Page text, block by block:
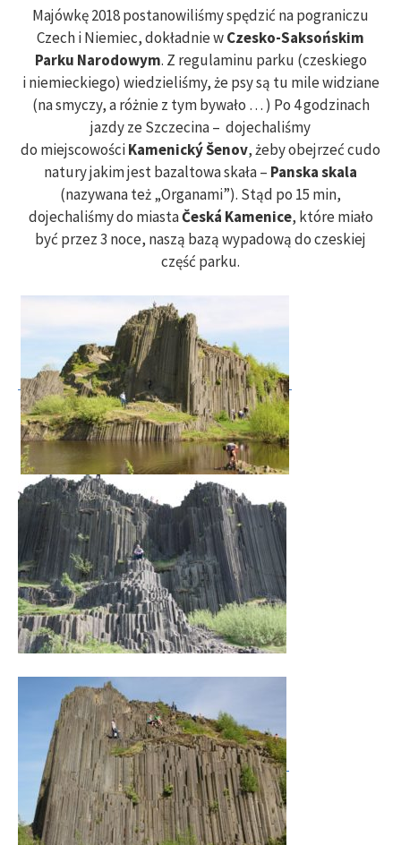
Majówkę 2018 postanowiliśmy spędzić na pograniczu
Czech i Niemiec, dokładnie wCzesko-Saksońskim
Parku Narodowym. Z regulaminu parku (czeskiego
i niemieckiego) wiedzieliśmy, że psy są tu mile widziane
(na smyczy, a różnie z tym bywało … ) Po 4 godzinach
jazdy ze Szczecina – dojechaliśmy
do miejscowościKamenický Šenov, żeby obejrzeć cudo
natury jakim jest bazaltowa skała – Panska skala
(nazywana też „Organami”). Stąd po 15 min,
dojechaliśmy do miastaČeská Kamenice, które miało
być przez 3 noce, naszą bazą wypadową do czeskiej
część parku.